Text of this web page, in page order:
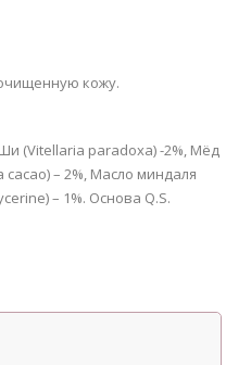
кожу.
(Vitellaria paradoxa) -2%, Мёд
cacao) – 2%, Масло миндаля
– 1%. Основа Q.S.